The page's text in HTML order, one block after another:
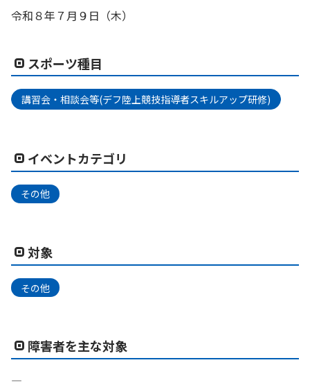
令和８年７月９日（木）
スポーツ種目
講習会・相談会等(デフ陸上競技指導者スキルアップ研修)
イベントカテゴリ
その他
対象
その他
障害者を主な対象
―